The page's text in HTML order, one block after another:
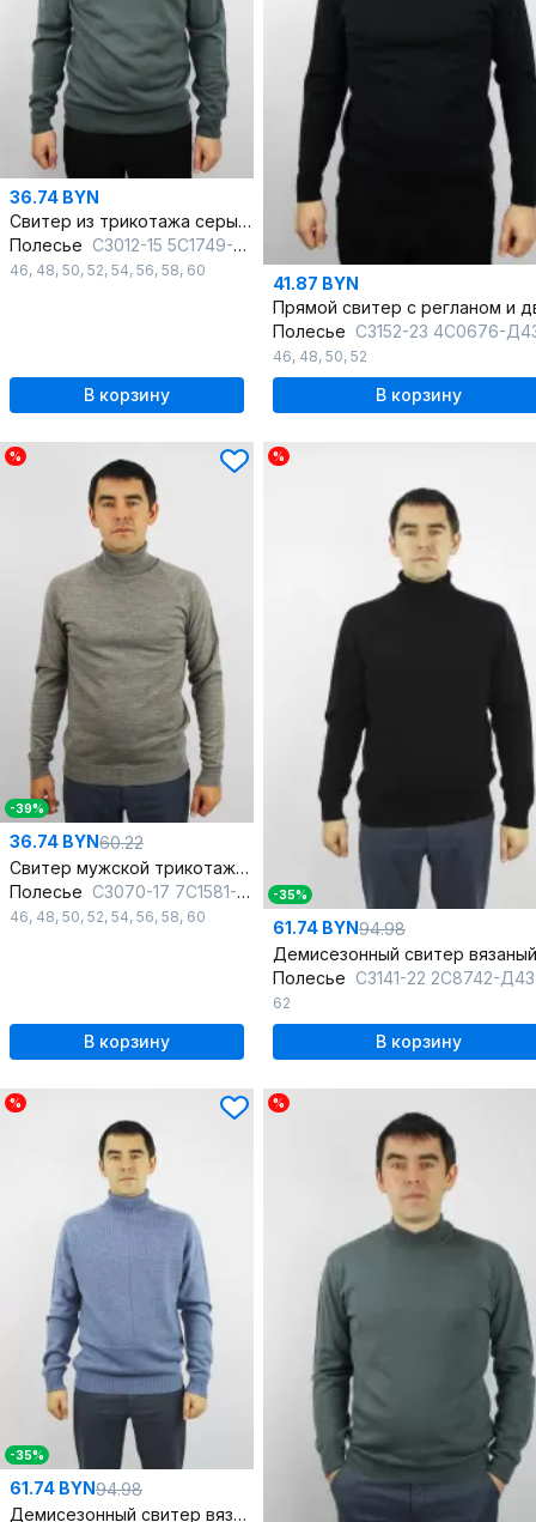
36.74 BYN
Свитер из трикотажа серый с классическим фасоном
Полесье С3012-15 5С1749-Д43 170,176 черный_жемчуг
46, 48, 50, 52, 54, 56, 58, 60
В корзину
41.87 BYN
Полесье С3152-23 4С0676-Д43 170,176
46, 48, 50, 52
В корзину
%
-39%
36.74 BYN60.22
Свитер мужской трикотажный прямой с рукавом реглан
Полесье С3070-17 7С1581-Д43 182,188 св.дюна
46, 48, 50, 52, 54, 56, 58, 60
В корзину
%
-35%
61.74 BYN94.98
Полесье С3141-22 2С8742-Д43 182,188
62
В корзину
%
-35%
61.74 BYN94.98
Демисезонный свитер вязаный реглан-пагон синий
%